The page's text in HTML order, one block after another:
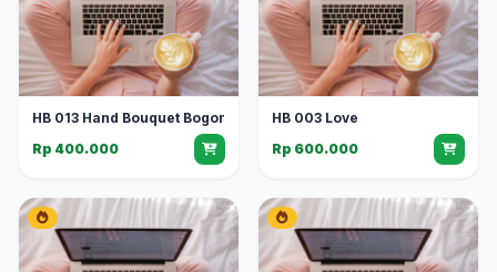
HB 013 Hand Bouquet Bogor
Rp 400.000
HB 003 Love
Rp 600.000